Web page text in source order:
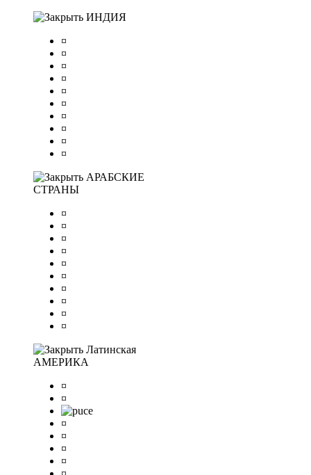
ИНДИЯ
¤
¤
¤
¤
¤
¤
¤
¤
¤
¤
АРАБСКИЕ
СТРАНЫ
¤
¤
¤
¤
¤
¤
¤
¤
¤
¤
Латинская
АМЕРИКА
¤
¤
¤
¤
¤
¤